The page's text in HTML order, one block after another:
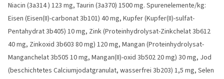
Niacin (3a314 ) 123 mg, Taurin (3a370) 1500 mg. Spurenelemente/kg:
Eisen (Eisen(II)-carbonat 3b101) 40 mg, Kupfer (Kupfer(II)-sulfat-
Pentahydrat 3b405) 10 mg, Zink (Proteinhydrolysat-Zinkchelat 3b612
40 mg, Zinkoxid 3b603 80 mg) 120 mg, Mangan (Proteinhydrolysat-
Manganchelat 3b505 10 mg, Mangan(II)-oxid 3b502 20 mg) 30 mg, Jod
(beschichtetes Calciumjodatgranulat, wasserfrei 3b203) 1,5 mg, Selen